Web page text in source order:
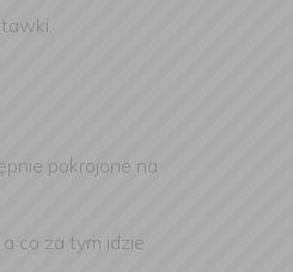
pokrojone na
co za tym idzie